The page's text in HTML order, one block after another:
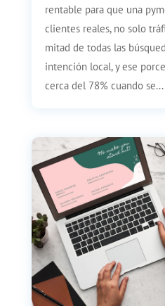
rentable para que una
clientes reales, no solo
mitad de todas las
intención local, y ese
cerca del 78% cuando se...